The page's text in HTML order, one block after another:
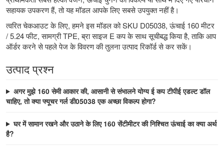
सहायक उपकरण हैं, तो यह मॉडल आपके लिए सबसे उपयुक्त नहीं है।
त्वरित चेकआउट के लिए, हमने इस मॉडल को SKU D05038, ऊंचाई 160 मीटर
/ 5.24 फीट, सामग्री TPE, ब्रा साइज E कप के साथ सूचीबद्ध किया है, ताकि आप
ऑर्डर करने से पहले पेज के विवरण की तुलना उत्पाद रिकॉर्ड से कर सकें।
उत्पाद प्रश्न
अगर मुझे 160 सेमी आकार की, आसानी से संभालने योग्य ई कप टीपीई एडल्ट डॉल
चाहिए, तो क्या फ्यूचर गर्ल डी05038 एक अच्छा विकल्प होगा?
घर में सामान रखने और उठाने के लिए 160 सेंटीमीटर की निश्चित ऊंचाई का क्या अर्थ
है?